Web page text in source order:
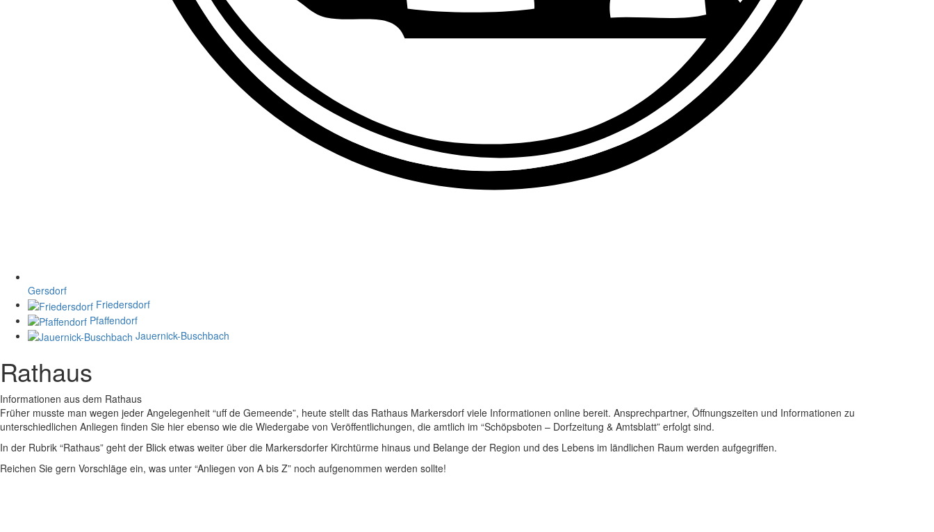
Gersdorf
Friedersdorf
Pfaffendorf
Jauernick-Buschbach
Rathaus
Informationen aus dem Rathaus
Früher musste man wegen jeder Angelegenheit “uff de Gemeende”, heute stellt das Rathaus Markersdorf viele Informationen online bereit. Ansprechpartner, Öffnungszeiten und Informationen zu
unterschiedlichen Anliegen finden Sie hier ebenso wie die Wiedergabe von Veröffentlichungen, die amtlich im “Schöpsboten – Dorfzeitung & Amtsblatt” erfolgt sind.
In der Rubrik “Rathaus” geht der Blick etwas weiter über die Markersdorfer Kirchtürme hinaus und Belange der Region und des Lebens im ländlichen Raum werden aufgegriffen.
Reichen Sie gern Vorschläge ein, was unter “Anliegen von A bis Z” noch aufgenommen werden sollte!